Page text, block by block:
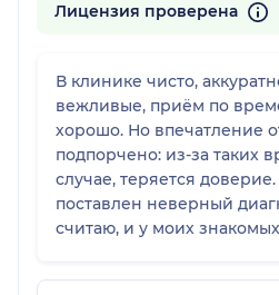
Лицензия проверена
В клинике чисто,
вежливые, приём по
хорошо. Но впечатление
подпорчено: из-за таких
случае, теряется
поставлен неверный
считаю, и у моих
вот общее впечатление —